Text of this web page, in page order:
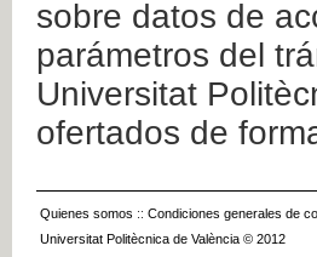
sobre datos de
parámetros del
Universitat
ofertados de
Quienes somos :: Condiciones generales de
Universitat Politècnica de València © 2012